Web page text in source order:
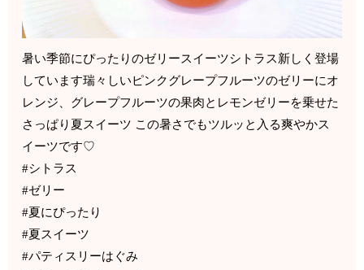
暑い季節にぴったりのゼリースイーツシトラス新しく登場
しています瑞々しいピンクグレープフルーツのゼリーにオ
レンジ、グレープフルーツの果肉とレモンゼリーを乗せた
さっぱり夏スイーツ この暑さでもツルッと入る爽やかス
イーツです♡
#シトラス
#ゼリー
#夏にぴったり
#夏スイーツ
#パティスリーはぐみ